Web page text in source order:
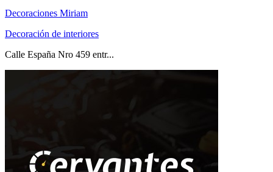
Decoraciones Miriam
Decoración de interiores
Calle España Nro 459 entr...